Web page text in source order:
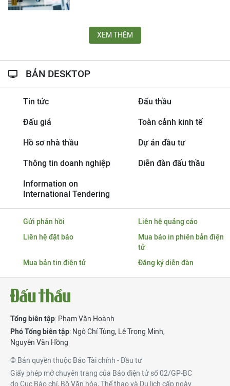
XEM THÊM
BẢN DESKTOP
Tin tức Đấu thầu
Đấu giá Toàn cảnh kinh tế
Hồ sơ nhà thầu Dự án đầu tư
Thông tin doanh nghiệp Diễn đàn đấu thầu
Information on
International Tendering
Gửi phản hồi
Liên hệ quảng cáo
Liên hệ đặt báo
Mua báo in phiên bản điện
tử
Mua bản tin điện tử
Đăng ký diễn đàn
Tổng biên tập: Phạm Văn Hoành
Phó Tổng biên tập: Ngô Chí Tùng, Lê Trọng Minh,
Nguyễn Văn Hồng
© Bản quyền thuộc Báo Tài chính - Đầu tư
Giấy phép mở chuyên trang của Báo điện tử số 02/GP-BC
do Cục Báo chí, Bộ Văn hóa, Thể thao và Du lịch cấp ngày